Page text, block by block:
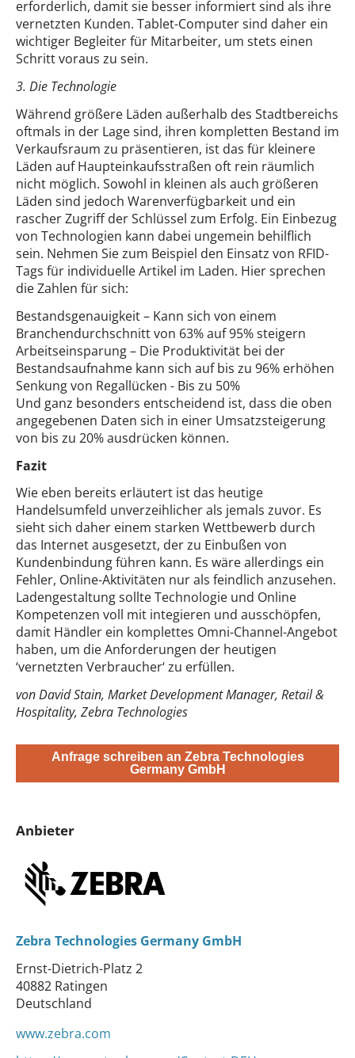
erforderlich, damit sie besser informiert sind als ihre
vernetzten Kunden. Tablet-Computer sind daher ein
wichtiger Begleiter für Mitarbeiter, um stets einen
Schritt voraus zu sein.
3. Die Technologie
Während größere Läden außerhalb des Stadtbereichs
oftmals in der Lage sind, ihren kompletten Bestand im
Verkaufsraum zu präsentieren, ist das für kleinere
Läden auf Haupteinkaufsstraßen oft rein räumlich
nicht möglich. Sowohl in kleinen als auch größeren
Läden sind jedoch Warenverfügbarkeit und ein
rascher Zugriff der Schlüssel zum Erfolg. Ein Einbezug
von Technologien kann dabei ungemein behilflich
sein. Nehmen Sie zum Beispiel den Einsatz von RFID-
Tags für individuelle Artikel im Laden. Hier sprechen
die Zahlen für sich:
Bestandsgenauigkeit – Kann sich von einem
Branchendurchschnitt von 63% auf 95% steigern
Arbeitseinsparung – Die Produktivität bei der
Bestandsaufnahme kann sich auf bis zu 96% erhöhen
Senkung von Regallücken - Bis zu 50%
Und ganz besonders entscheidend ist, dass die oben
angegebenen Daten sich in einer Umsatzsteigerung
von bis zu 20% ausdrücken können.
Fazit
Wie eben bereits erläutert ist das heutige
Handelsumfeld unverzeihlicher als jemals zuvor. Es
sieht sich daher einem starken Wettbewerb durch
das Internet ausgesetzt, der zu Einbußen von
Kundenbindung führen kann. Es wäre allerdings ein
Fehler, Online-Aktivitäten nur als feindlich anzusehen.
Ladengestaltung sollte Technologie und Online
Kompetenzen voll mit integieren und ausschöpfen,
damit Händler ein komplettes Omni-Channel-Angebot
haben, um die Anforderungen der heutigen
‘vernetzten Verbraucher‘ zu erfüllen.
von David Stain, Market Development Manager, Retail &
Hospitality, Zebra Technologies
Anfrage schreiben an Zebra Technologies
Germany GmbH
Anbieter
Zebra Technologies Germany GmbH
Ernst-Dietrich-Platz 2
40882 Ratingen
Deutschland
www.zebra.com